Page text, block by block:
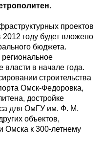
проектов
году будет вложено
бюджета.
власти в начале года.
строительства
Омск-Федоровка,
достройке
для ОмГУ им. Ф. М.
объектов,
Омска к 300-летнему